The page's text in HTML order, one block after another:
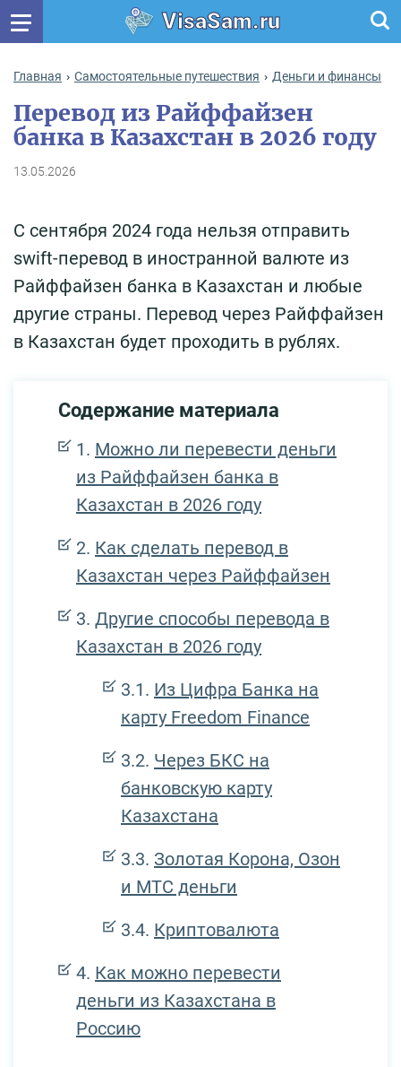
VisaSam.ru
Главная Самостоятельные путешествия Деньги и финансы
Перевод из Райффайзен
банка в Казахстан в 2026 году
13.05.2026
С сентября 2024 года нельзя отправить
swift-перевод в иностранной валюте из
Райффайзен банка в Казахстан и любые
другие страны. Перевод через Райффайзен
в Казахстан будет проходить в рублях.
Содержание материала
Можно ли перевести деньги
из Райффайзен банка в
Казахстан в 2026 году
Как сделать перевод в
Казахстан через Райффайзен
Другие способы перевода в
Казахстан в 2026 году
Из Цифра Банка на
карту Freedom Finance
Через БКС на
банковскую карту
Казахстана
Золотая Корона, Озон
и МТС деньги
Криптовалюта
Как можно перевести
деньги из Казахстана в
Россию